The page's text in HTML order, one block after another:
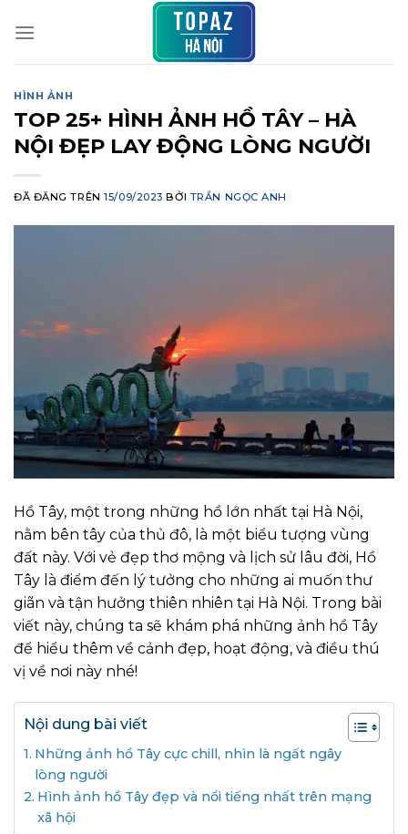
đến
HÌNH ẢNH
TOP 25+ HÌNH ẢNH HỒ TÂY – HÀ
NỘI ĐẸP LAY ĐỘNG LÒNG NGƯỜI
ĐÃ ĐĂNG TRÊN15/09/2023 BỞI TRẦN NGỌC ANH
Hồ Tây, một trong những hồ lớn nhất tại Hà Nội,
nằm bên tây của thủ đô, là một biểu tượng vùng
đất này. Với vẻ đẹp thơ mộng và lịch sử lâu đời, Hồ
Tây là điểm đến lý tưởng cho những ai muốn thư
giãn và tận hưởng thiên nhiên tại Hà Nội. Trong bài
viết này, chúng ta sẽ khám phá những ảnh hồ Tây
để hiểu thêm về cảnh đẹp, hoạt động, và điều thú
vị về nơi này nhé!
Nội dung bài viết
Những ảnh hồ Tây cực chill, nhìn là ngất ngây
lòng người
Hình ảnh hồ Tây đẹp và nổi tiếng nhất trên mạng
xã hội